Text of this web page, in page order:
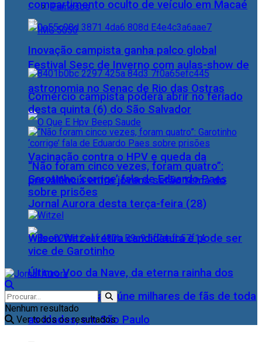
Famosos
Festival Sesc de Inverno com aulas-show de
astronomia no Senac de Rio das Ostras
Vacinação contra o HPV e queda da
prevalência entre jovens serão tema do
Jornal Aurora desta terça-feira (28)
Último Voo da Nave, da eterna rainha dos
Baixinhos, Xuxa reúne milhares de fãs de toda
as idades, em São Paulo
compartimento oculto de veículo em Macaé
Inovação campista ganha palco global
Comércio campista poderá abrir no feriado
desta quinta (6) do São Salvador
“Não foram cinco vezes, foram quatro”:
Garotinho ‘corrige’ fala de Eduardo Paes
sobre prisões
Wilson Witzel retira candidatura e pode ser
vice de Garotinho
Nenhum resultado
Ver todos os resultados